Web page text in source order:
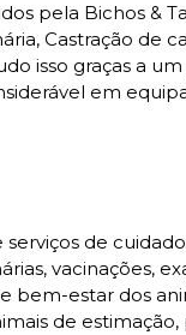
pela Bichos &
Castração de
isso graças a
em
de
vacinações,
bem-estar dos
de